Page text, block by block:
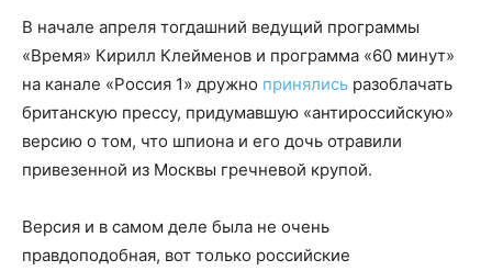
В начале апреля тогдашний ведущий программы
«Время» Кирилл Клейменов и программа «60 минут»
на канале «Россия 1» дружно принялись разоблачать
британскую прессу, придумавшую «антироссийскую»
версию о том, что шпиона и его дочь отравили
привезенной из Москвы гречневой крупой.
Версия и в самом деле была не очень
правдоподобная, вот только российские